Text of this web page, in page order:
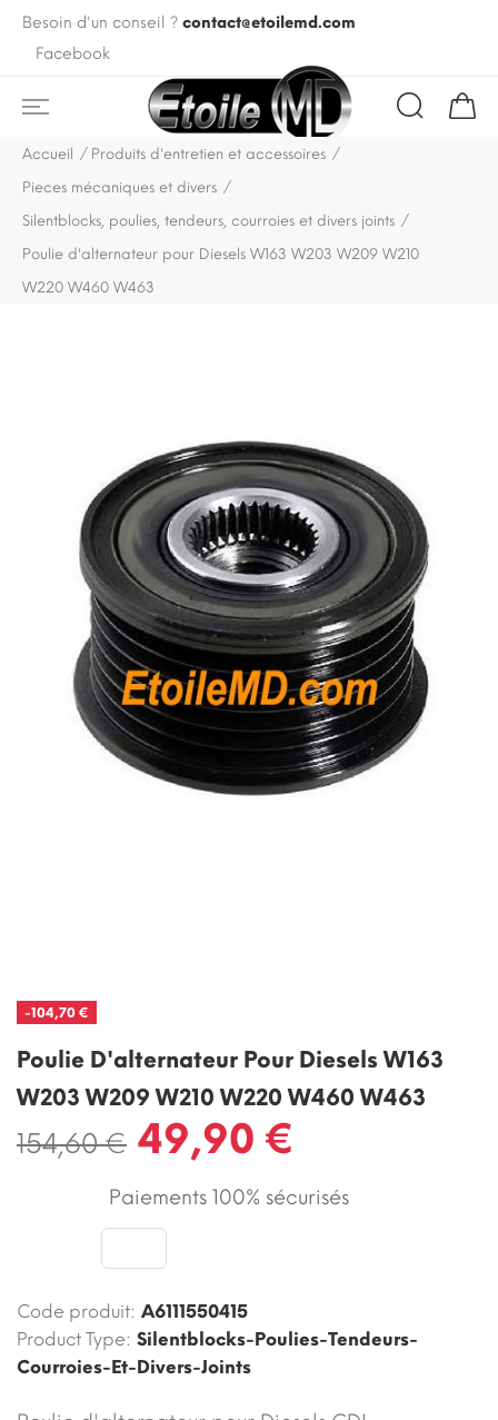
Besoin d'un conseil ? contact@etoilemd.com
Facebook
Accueil
Produits d'entretien et accessoires
Pieces mécaniques et divers
Silentblocks, poulies, tendeurs, courroies et divers joints
Poulie d'alternateur pour Diesels W163 W203 W209 W210
W220 W460 W463
-104,70 €
Poulie D'alternateur Pour Diesels W163
W203 W209 W210 W220 W460 W463
154,60 € 49,90 €
Paiements 100% sécurisés
Code produit: A6111550415
Product Type: Silentblocks-Poulies-Tendeurs-
Courroies-Et-Divers-Joints